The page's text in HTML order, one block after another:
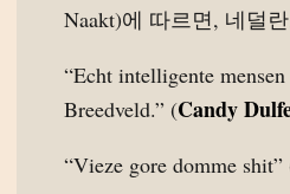
Naakt)에 따르면, 네덜
“Echt intelligente
Breedveld.” (Candy
“Vieze gore domme shit”